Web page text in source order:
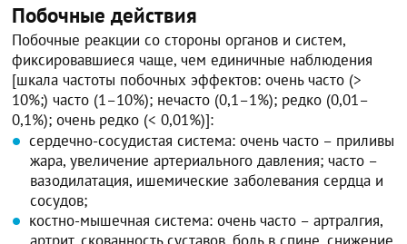
Побочные действия
Побочные реакции со стороны органов и систем,
фиксировавшиеся чаще, чем единичные наблюдения
[шкала частоты побочных эффектов: очень часто (>
10%;) часто (1–10%); нечасто (0,1–1%); редко (0,01–
0,1%); очень редко (< 0,01%)]:
сердечно-сосудистая система: очень часто – приливы
жара, увеличение артериального давления; часто –
вазодилатация, ишемические заболевания сердца и
сосудов;
костно-мышечная система: очень часто – артралгия,